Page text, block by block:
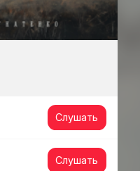
Слушать
Слушать